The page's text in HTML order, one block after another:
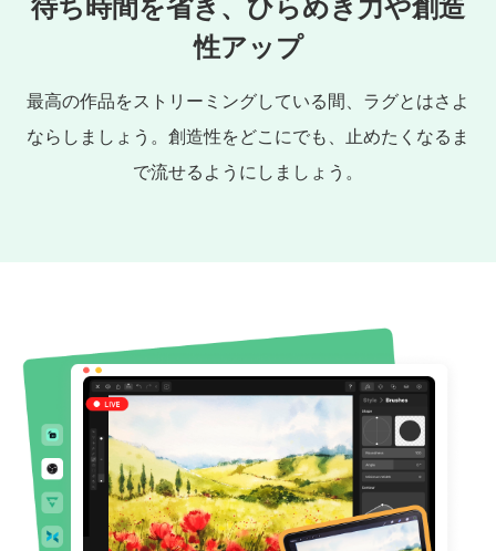
性アップ
最高の作品をストリーミングしている間、ラグとはさよ
ならしましょう。創造性をどこにでも、止めたくなるま
で流せるようにしましょう。